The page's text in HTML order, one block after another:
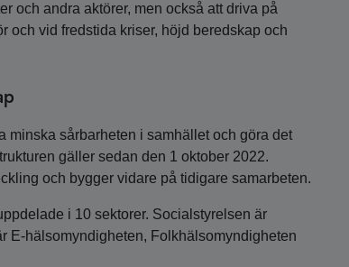
och andra aktörer, men också att driva på
och vid fredstida kriser, höjd beredskap och
minska sårbarheten i samhället och göra det
gäller sedan den 1 oktober 2022.
och bygger vidare på tidigare samarbeten.
i 10 sektorer. Socialstyrelsen är
E-hälsomyndigheten, Folkhälsomyndigheten